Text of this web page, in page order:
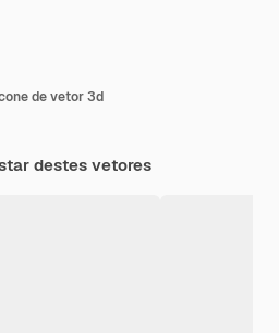
de vetor 3d
destes vetores